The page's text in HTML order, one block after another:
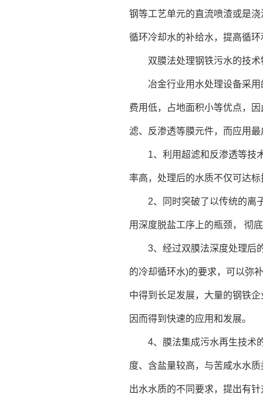
钢等工艺单元的直流喷渣或是
循环冷却水的补给水，提高循
双膜法处理钢铁污水的技术
冶金行业用水处理设备采
费用低，占地面积小等优点，
滤、反渗透等膜元件，而应用
1、利用超滤和反渗透等技
率高，处理后的水质不仅可达
2、同时突破了以传统的离
用深度脱盐工序上的瓶颈， 彻
3、经过双膜法深度处理后
的冷却循环水)的要求，可以弥
中得到长足发展，大量的钢铁
因而得到快速的应用和发展。
4、膜法集成污水再生技术
度、含盐量较高，与苦咸水水
出水水质的不同要求，提出有